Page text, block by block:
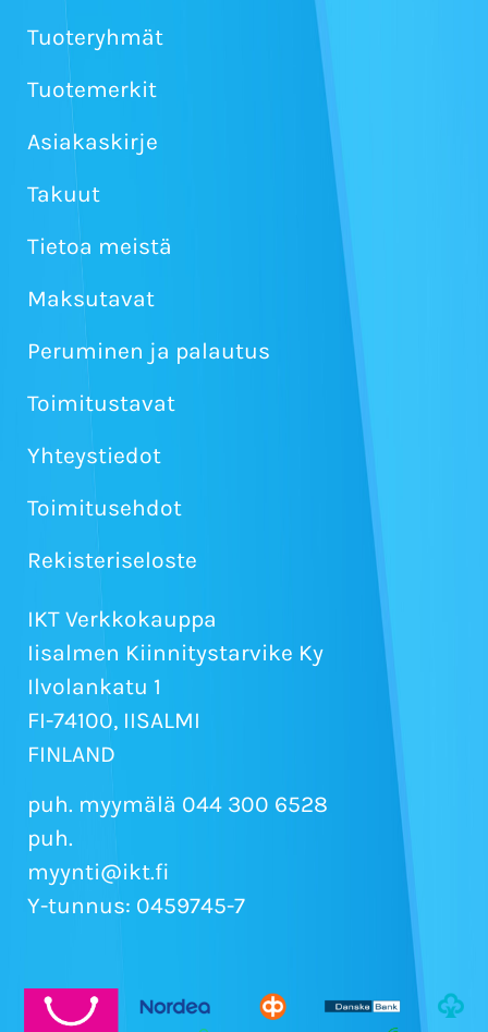
Tuoteryhmät
Tuotemerkit
Asiakaskirje
Takuut
Tietoa meistä
Maksutavat
Peruminen ja palautus
Toimitustavat
Yhteystiedot
Toimitusehdot
Rekisteriseloste
IKT Verkkokauppa
Iisalmen Kiinnitystarvike Ky
Ilvolankatu 1
FI-74100, IISALMI
FINLAND
puh. myymälä 044 300 6528
puh.
myynti@ikt.fi
Y-tunnus: 0459745-7